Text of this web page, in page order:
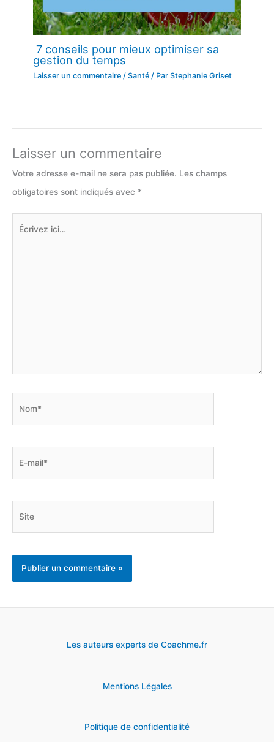
7 conseils pour mieux optimiser sa
gestion du temps
Laisser un commentaire /Santé / ParStephanie Griset
Laisser un commentaire
Votre adresse e-mail ne sera pas publiée. Les champs
obligatoires sont indiqués avec *
Les auteurs experts de Coachme.fr
Mentions Légales
Politique de confidentialité